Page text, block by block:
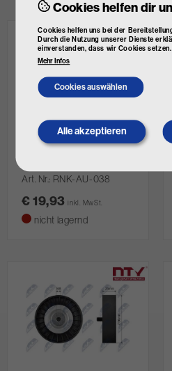
NTY
Art. Nr. RNK-AU-038
€ 19,93inkl. MwSt.
nicht lagernd
Cookies helfen dir
Cookies helfen uns bei der
Durch die Nutzung unserer Dienste
einverstanden, dass wir Cookies setzen.
Mehr Infos
Cookies auswählen
Alle akzeptieren
Withdraw
consent